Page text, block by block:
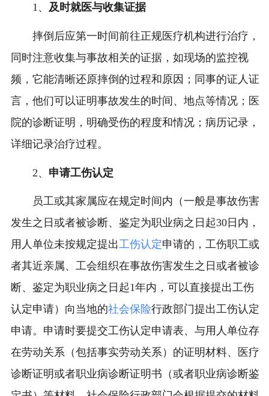
1、 及时就医与收集证据
摔倒后应第一时间前往正规医疗机构进行治疗，
同时注意收集与事故相关的证据，如现场的监控视
频，它能清晰还原摔倒的过程和原因；同事的证人证
言，他们可以证明事故发生的时间、地点等情况；医
院的诊断证明，明确受伤的程度和情况；病历记录，
详细记录治疗过程。
2、 申请工伤认定
员工或其家属应在规定时间内（一般是事故伤害
发生之日或者被诊断、鉴定为职业病之日起30日内，
用人单位未按规定提出工伤认定申请的，工伤职工或
者其近亲属、工会组织在事故伤害发生之日或者被诊
断、鉴定为职业病之日起1年内，可以直接提出工伤
认定申请）向当地的社会保险行政部门提出工伤认定
申请。申请时要提交工伤认定申请表、与用人单位存
在劳动关系（包括事实劳动关系）的证明材料、医疗
诊断证明或者职业病诊断证明书（或者职业病诊断鉴